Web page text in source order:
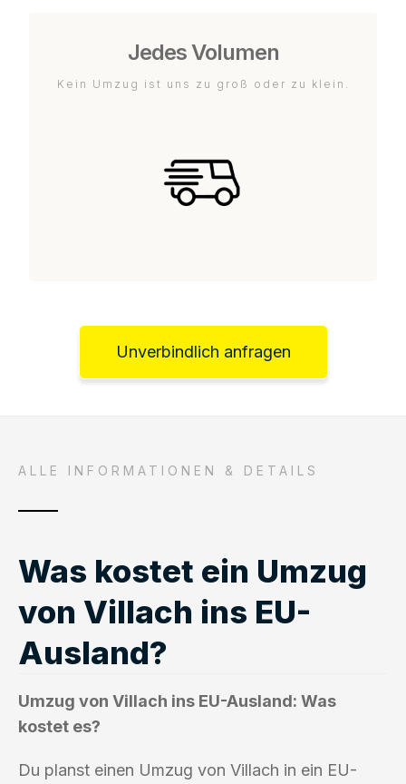
Jedes Volumen
Kein Umzug ist uns zu groß oder zu klein.
Unverbindlich anfragen
ALLE INFORMATIONEN & DETAILS
Was kostet ein Umzug
von Villach ins EU-
Ausland?
Umzug von Villach ins EU-Ausland: Was
kostet es?
Du planst einen Umzug von Villach in ein EU-